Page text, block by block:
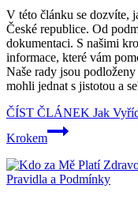
V této článku se dozvíte,
České republice. Od
dokumentaci. S našimi
informace, které vám
Naše rady jsou
mohli jednat s jistotou a
ČÍST ČLÁNEK Jak
Krokem